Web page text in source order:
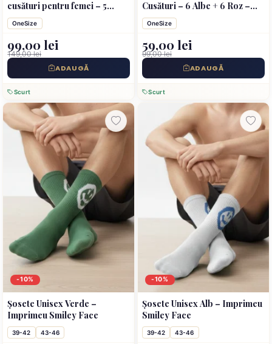
cusături pentru femei – 5
culori asortate
OneSize
99,00 lei
149,00 lei
ADAUGĂ
Scurt
Cusături – 6 Albe + 6 Roz –
Scurte
OneSize
59,00 lei
99,00 lei
ADAUGĂ
Scurt
-10%
Șosete Unisex Verde –
Imprimeu Smiley Face
39-42 43-46
-10%
Șosete Unisex Alb – Imprimeu
Smiley Face
39-42 43-46